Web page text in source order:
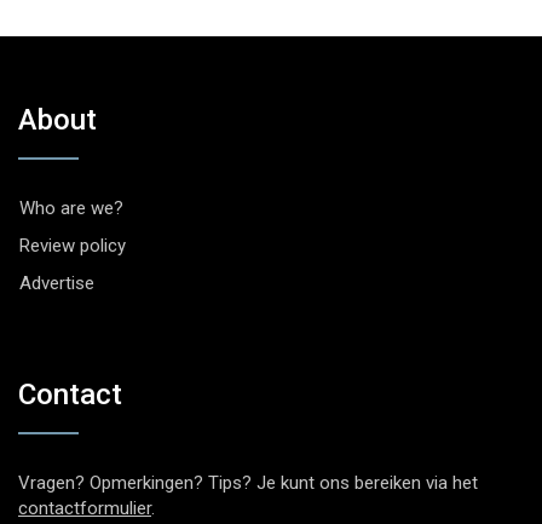
About
Who are we?
Review policy
Advertise
Contact
Vragen? Opmerkingen? Tips? Je kunt ons bereiken via het
contactformulier.